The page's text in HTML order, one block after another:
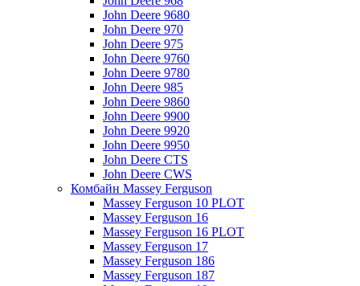
John Deere 9680
John Deere 970
John Deere 975
John Deere 9760
John Deere 9780
John Deere 985
John Deere 9860
John Deere 9900
John Deere 9920
John Deere 9950
John Deere CTS
John Deere CWS
Комбайн Massey Ferguson
Massey Ferguson 10 PLOT
Massey Ferguson 16
Massey Ferguson 16 PLOT
Massey Ferguson 17
Massey Ferguson 186
Massey Ferguson 187